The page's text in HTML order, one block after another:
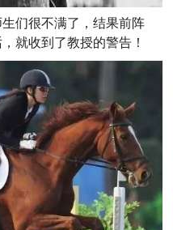
们很不满了，结果前阵
就收到了教授的警告！